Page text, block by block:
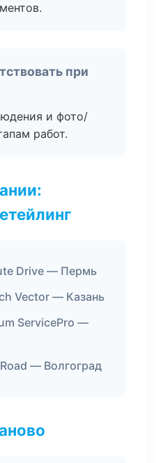
при
и фото/
работ.
Drive — Пермь
Vector — Казань
ServicePro —
— Волгоград